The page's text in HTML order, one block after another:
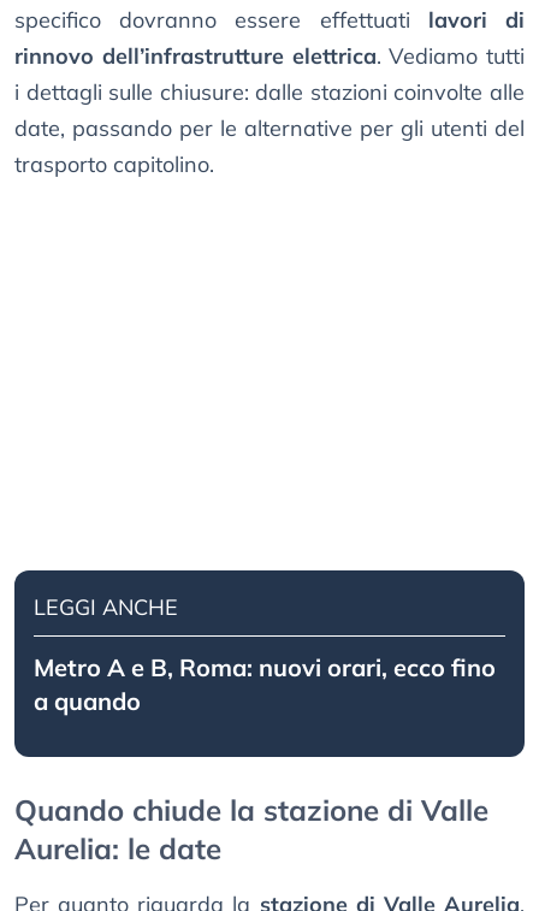
specifico dovranno essere effettuati lavori di
rinnovo dell’infrastrutture elettrica. Vediamo tutti
i dettagli sulle chiusure: dalle stazioni coinvolte alle
date, passando per le alternative per gli utenti del
trasporto capitolino.
LEGGI ANCHE
Metro A e B, Roma: nuovi orari, ecco fino
a quando
Quando chiude la stazione di Valle
Aurelia: le date
Per quanto riguarda la stazione di Valle Aurelia,